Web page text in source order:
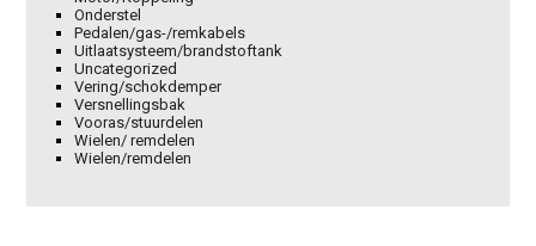
Onderstel
Pedalen/gas-/remkabels
Uitlaatsysteem/brandstoftank
Uncategorized
Vering/schokdemper
Versnellingsbak
Vooras/stuurdelen
Wielen/ remdelen
Wielen/remdelen